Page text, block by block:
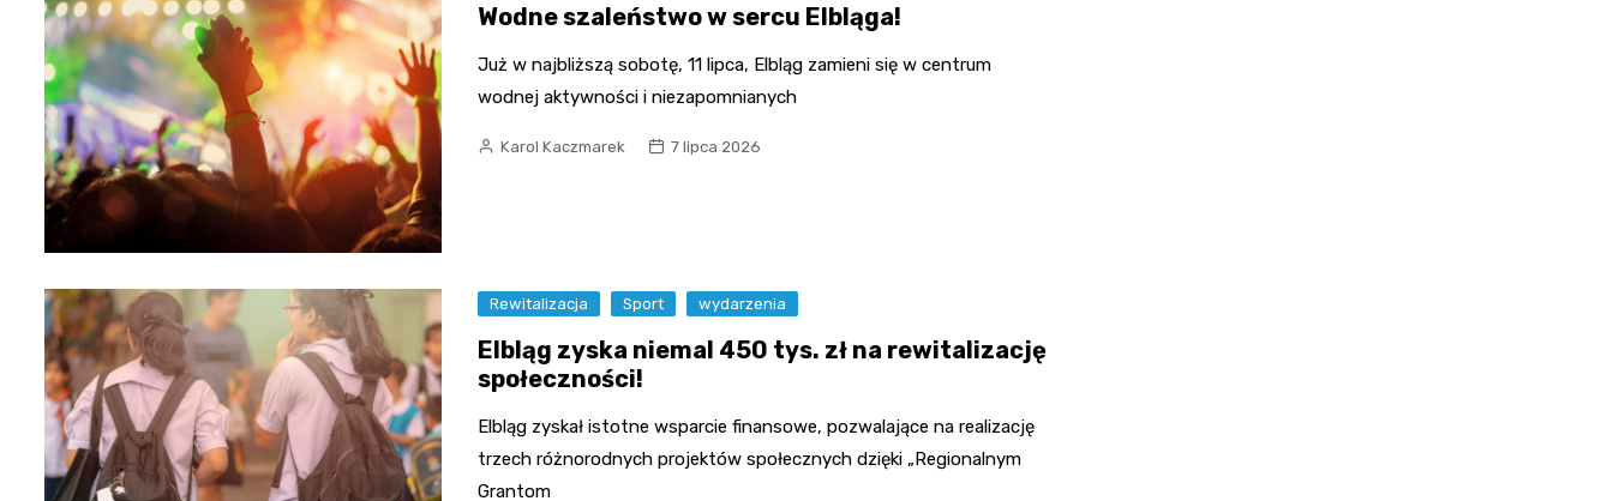
Wodne szaleństwo w sercu Elbląga!
Już w najbliższą sobotę, 11 lipca, Elbląg zamieni się w centrum
wodnej aktywności i niezapomnianych
Karol Kaczmarek 7 lipca 2026
Rewitalizacja Sport wydarzenia
Elbląg zyska niemal 450 tys. zł na rewitalizację
społeczności!
Elbląg zyskał istotne wsparcie finansowe, pozwalające na realizację
trzech różnorodnych projektów społecznych dzięki „Regionalnym
Grantom